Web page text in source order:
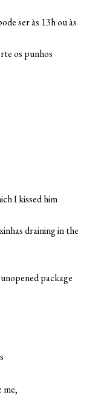
ser às 13h ou às
os punhos
I kissed him
draining in the
package
me,